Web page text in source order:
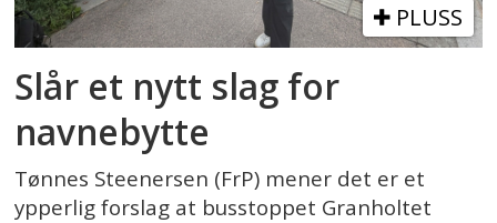
PLUSS
Slår et nytt slag for
navnebytte
Tønnes Steenersen (FrP) mener det er et
ypperlig forslag at busstoppet Granholtet